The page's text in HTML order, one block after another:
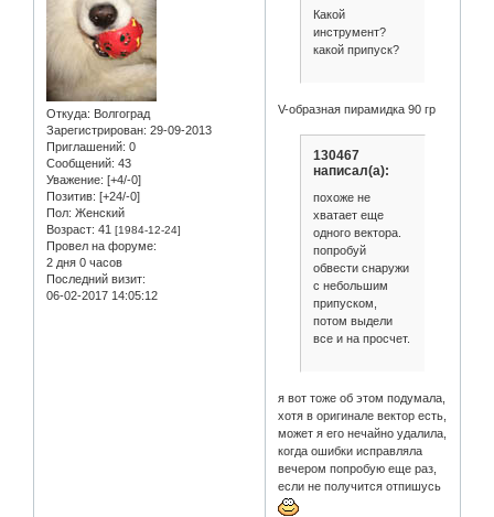
Откуда: Волгоград
Зарегистрирован: 29-09-2013
Приглашений: 0
Сообщений: 43
Уважение: [+4/-0]
Позитив: [+24/-0]
Пол: Женский
Возраст: 41 [1984-12-24]
Провел на форуме:
2 дня 0 часов
Последний визит:
06-02-2017 14:05:12
Какой
инструмент?
какой припуск?
V-образная пирамидка 90 гр
130467
написал(а):
похоже не
хватает еще
одного вектора.
попробуй
обвести снаружи
с небольшим
припуском,
потом выдели
все и на просчет.
я вот тоже об этом подумала,
хотя в оригинале вектор есть,
может я его нечайно удалила,
когда ошибки исправляла
вечером попробую еще раз,
если не получится отпишусь